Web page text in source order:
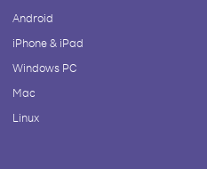
Android
iPhone & iPad
Windows PC
Mac
Linux